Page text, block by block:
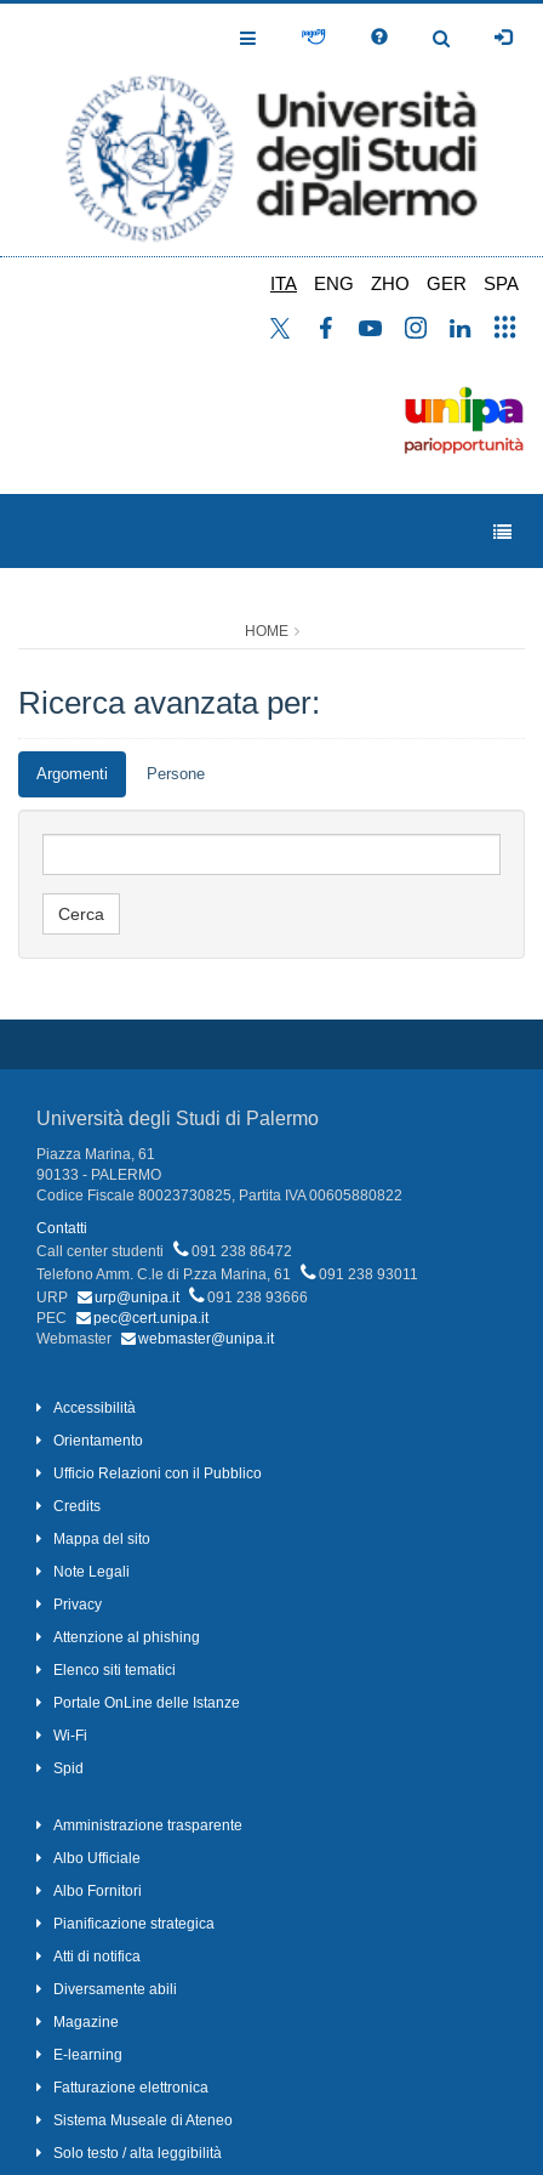
Toggle
Toggle
ITA ENG ZHO GER SPA
HOME
Ricerca avanzata per:
Argomenti Persone
Università degli Studi di Palermo
Piazza Marina, 61
90133 - PALERMO
Codice Fiscale 80023730825, Partita IVA 00605880822
Contatti
Call center studenti
091 238 86472
Telefono Amm. C.le di P.zza Marina, 61
091 238 93011
URP
urp@unipa.it
091 238 93666
PEC
pec@cert.unipa.it
Webmaster
webmaster@unipa.it
Accessibilità
Orientamento
Ufficio Relazioni con il Pubblico
Credits
Mappa del sito
Note Legali
Privacy
Attenzione al phishing
Elenco siti tematici
Portale OnLine delle Istanze
Wi-Fi
Spid
Amministrazione trasparente
Albo Ufficiale
Albo Fornitori
Pianificazione strategica
Atti di notifica
Diversamente abili
Magazine
E-learning
Fatturazione elettronica
Sistema Museale di Ateneo
Solo testo / alta leggibilità